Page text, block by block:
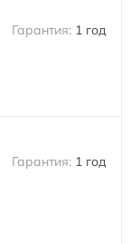
1 год
1 год